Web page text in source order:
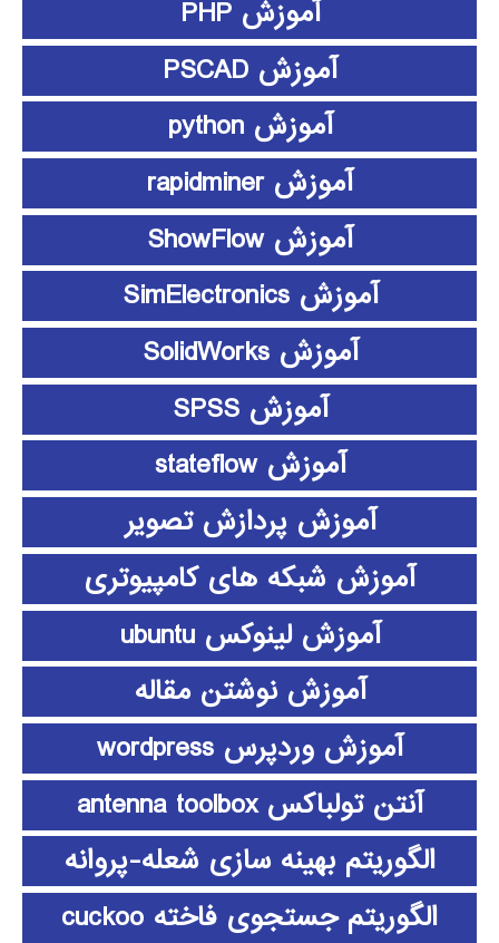
آموزش PHP
آموزش PSCAD
آموزش python
آموزش rapidminer
آموزش ShowFlow
آموزش SimElectronics
آموزش SolidWorks
آموزش SPSS
آموزش stateflow
آموزش پردازش تصویر
آموزش شبکه های کامپیوتری
آموزش لینوکس ubuntu
آموزش نوشتن مقاله
آموزش وردپرس wordpress
آنتن تولباکس antenna toolbox
الگوریتم بهینه سازی شعله-پروانه
الگوریتم جستجوی فاخته cuckoo